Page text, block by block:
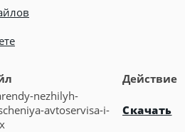
Действие
nezhilyh-
avtoservisa-i-
Скачать